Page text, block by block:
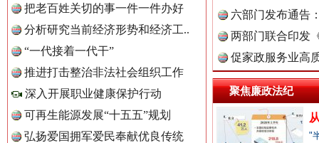
把老百姓关切的事一件一件办好
分析研究当前经济形势和经济工..
“一代接着一代干”
推进打击整治非法社会组织工作
深入开展职业健康保护行动
可再生能源发展“十五五”规划
弘扬爱国拥军爱民奉献优良传统
布
六部门发布通告
两部门联合印发
定》
促家政服务业高
聚焦廉政法纪
"
中国公众新闻网.
中国公民新闻网.
三年瞒报超千万 隐匿收入偷税被查处..